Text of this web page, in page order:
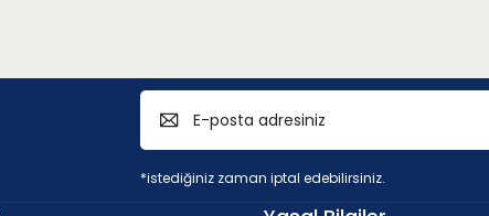
*istediğiniz zaman iptal edebilirsiniz.